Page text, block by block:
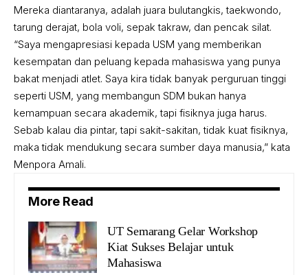
Mereka diantaranya, adalah juara bulutangkis, taekwondo,
tarung derajat, bola voli, sepak takraw, dan pencak silat.
“Saya mengapresiasi kepada USM yang memberikan
kesempatan dan peluang kepada mahasiswa yang punya
bakat menjadi atlet. Saya kira tidak banyak perguruan tinggi
seperti USM, yang membangun SDM bukan hanya
kemampuan secara akademik, tapi fisiknya juga harus.
Sebab kalau dia pintar, tapi sakit-sakitan, tidak kuat fisiknya,
maka tidak mendukung secara sumber daya manusia,” kata
Menpora Amali.
More Read
UT Semarang Gelar Workshop
Kiat Sukses Belajar untuk
Mahasiswa